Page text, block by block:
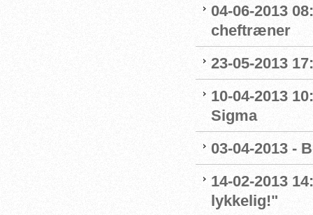
04-06-2013
cheftræner
23-05-2013
10-04-2013
Sigma
03-04-2013 -
14-02-2013
lykkelig!"